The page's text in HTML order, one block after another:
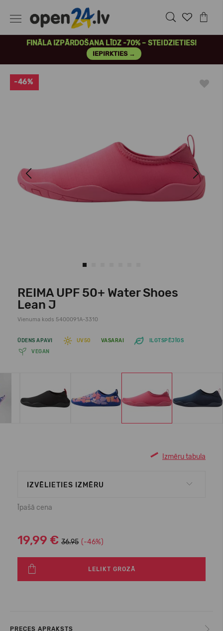
FINĀLA IZPĀRDOŠANA LĪDZ -70% – STEIDZIETIES!
IEPIRKTIES →
Next
-46%
REIMA UPF 50+ Water Shoes
Lean J
Vienuma kods 5400091A-3310
ŪDENS APAVI UV50 VASARAI
ILGTSPĒJĪGS
VEGAN
Izmēru tabula
IZVĒLIETIES IZMĒRU
Īpašā cena
19,99 € 36.95 (-46%)
LELIKT GROZĀ
PRECES APRAKSTS